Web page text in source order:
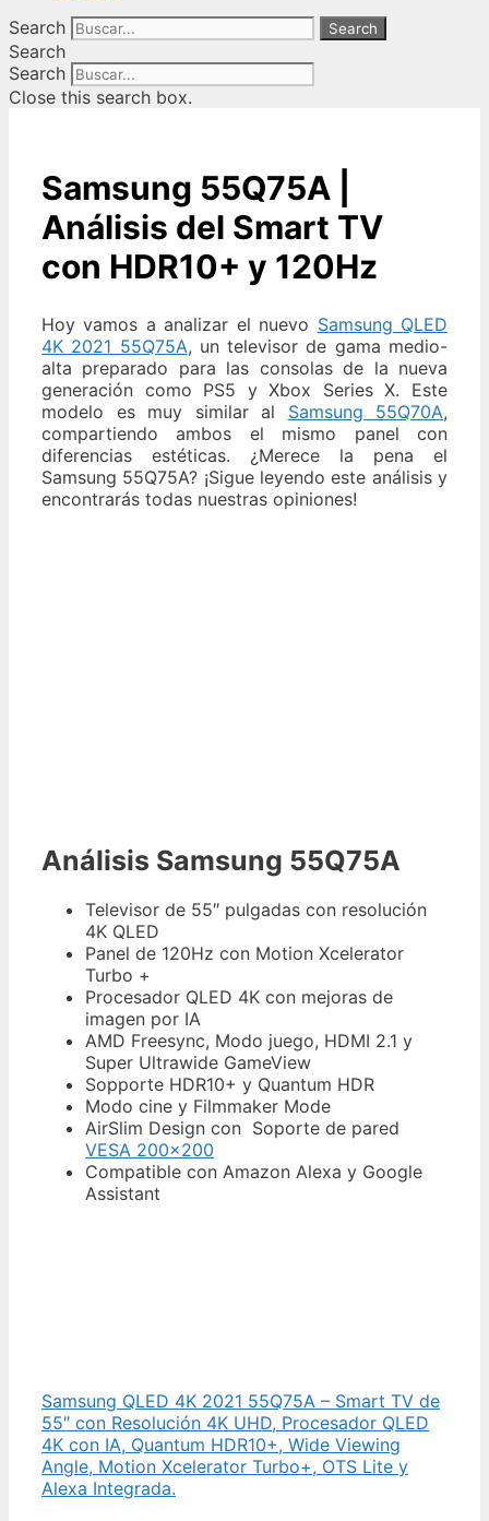
Search
Search
Search
Search
Close this search box.
Samsung 55Q75A |
Análisis del Smart TV
con HDR10+ y 120Hz
Hoy vamos a analizar el nuevo Samsung QLED
4K 2021 55Q75A, un televisor de gama medio-
alta preparado para las consolas de la nueva
generación como PS5 y Xbox Series X. Este
modelo es muy similar al Samsung 55Q70A,
compartiendo ambos el mismo panel con
diferencias estéticas. ¿Merece la pena el
Samsung 55Q75A? ¡Sigue leyendo este análisis y
encontrarás todas nuestras opiniones!
Análisis Samsung 55Q75A
Televisor de 55″ pulgadas con resolución
4K QLED
Panel de 120Hz con Motion Xcelerator
Turbo +
Procesador QLED 4K con mejoras de
imagen por IA
AMD Freesync, Modo juego, HDMI 2.1 y
Super Ultrawide GameView
Sopporte HDR10+ y Quantum HDR
Modo cine y Filmmaker Mode
AirSlim Design con Soporte de pared
VESA 200×200
Compatible con Amazon Alexa y Google
Assistant
Samsung QLED 4K 2021 55Q75A – Smart TV de
55″ con Resolución 4K UHD, Procesador QLED
4K con IA, Quantum HDR10+, Wide Viewing
Angle, Motion Xcelerator Turbo+, OTS Lite y
Alexa Integrada.